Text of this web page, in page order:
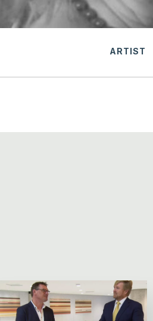
ARTIST